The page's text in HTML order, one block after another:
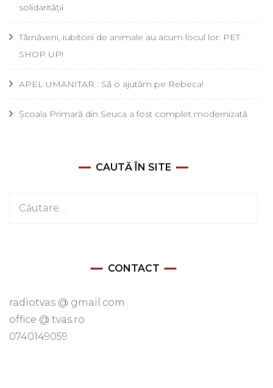
solidarității
Târnăveni, iubitorii de animale au acum locul lor: PET
SHOP UP!
APEL UMANITAR : Să o ajutăm pe Rebeca!
Școala Primară din Seuca a fost complet modernizată
CAUTĂ ÎN SITE
Caută
CONTACT
radiotvas @ gmail.com
office @ tvas.ro
0740149059